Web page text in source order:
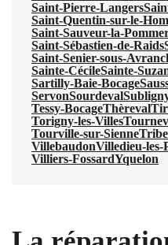
Saint-Pierre-Langers
Saint-Quentin-sur-le-
Saint-Sauveur-la-
Saint-Sébastien-de-Raids
Saint-Senier-sous-
Sainte-CécileSainte-
Sartilly-Baie-Bocage
ServonSourdeval
Tessy-BocageThèreval
Torigny-les-Villes
Tourville-sur-Sienne
VillebaudonVilledieu-les-
Villiers-FossardYquelon